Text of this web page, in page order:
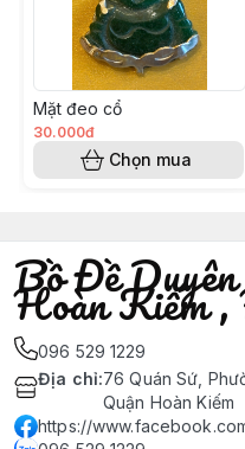
Mặt đeo cổ
30.000đ
Chọn mua
Bồ Đề
Hoàn Kiếm
096 529 1229
Địa chỉ:76 Quán Sứ,
Quận Hoàn Kiếm
https://